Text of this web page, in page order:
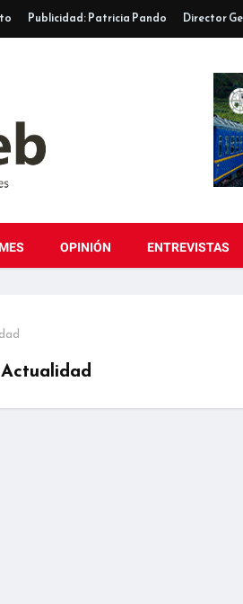
Publicidad: Patricia Pando Director
OPINIÓN ENTREVISTAS
Actualidad